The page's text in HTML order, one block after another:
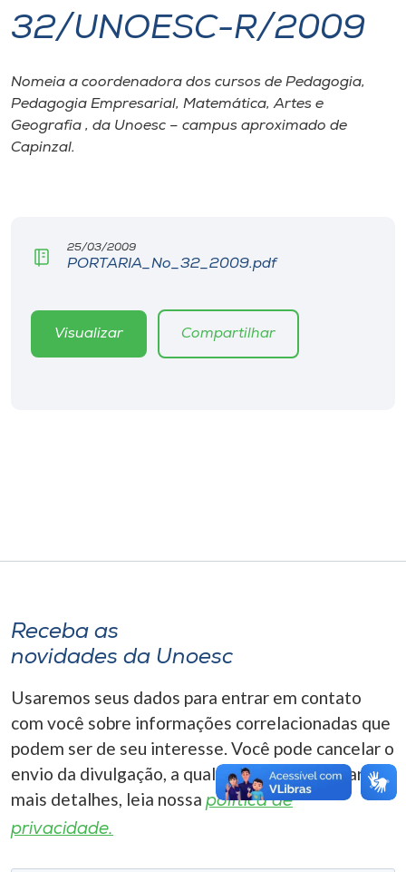
I.nova
Diplomados
Cultura
Biblioteca
Editora
Rádio
A-
32/UNOESC-R/2009
Nomeia a coordenadora dos cursos de Pedagogia,
Pedagogia Empresarial, Matemática, Artes e
Geografia , da Unoesc – campus aproximado de
Capinzal.
25/03/2009
PORTARIA_No_32_2009.pdf
Visualizar Compartilhar
Receba as
novidades da Unoesc
Usaremos seus dados para entrar em contato
com você sobre informações correlacionadas que
podem ser de seu interesse. Você pode cancelar o
envio da divulgação, a qualquer momento. Para
mais detalhes, leia nossa política de
privacidade.